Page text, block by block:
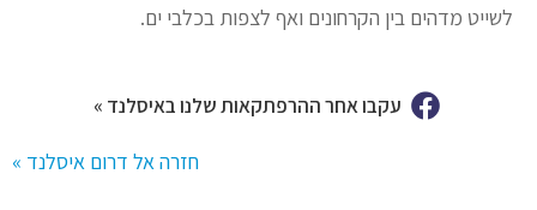
לשייט מדהים בין הקרחונים ואף לצפות בכלבי ים.
עקבו אחר ההרפתקאות שלנו באיסלנד »
חזרה אל דרום איסלנד »